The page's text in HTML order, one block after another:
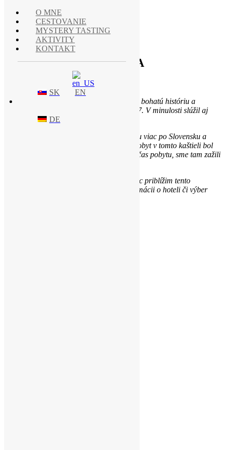
HOTEL CHATEAU BÉLA
Hotel Chateau Béla na juhu Slovenska má bohatú históriu a
naposledy bol zrekonštruovaný v roku 2007. V minulosti slúžil aj
ako väznica pre politických väzňov.
Tento rok sme sa rozhodli cestovať o trochu viac po Slovensku a
začali sme na tomto historickom mieste. Pobyt v tomto kaštieli bol
veľkým zážitkom, celý dýcha históriou. Počas pobytu, sme tam zažili
trochu viac priblížim tento
rozprávkový hotel. Viac zaujímavých informácii o hoteli či výber
O MNE
CESTOVANIE
MYSTERY TASTING
AKTIVITY
KONTAKT
SK EN
DE